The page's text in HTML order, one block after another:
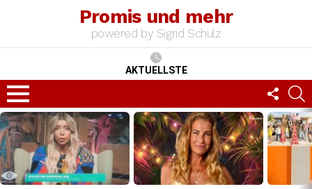
Promis und mehr
powered by Sigrid Schulz
AKTUELLSTE
Menu
US
TOP
NEWS